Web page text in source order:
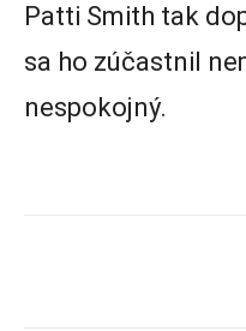
Patti Smith tak
sa ho zúčastnil
nespokojný.